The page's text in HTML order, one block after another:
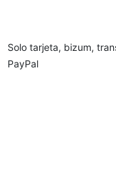
Solo tarjeta, bizum,
PayPal